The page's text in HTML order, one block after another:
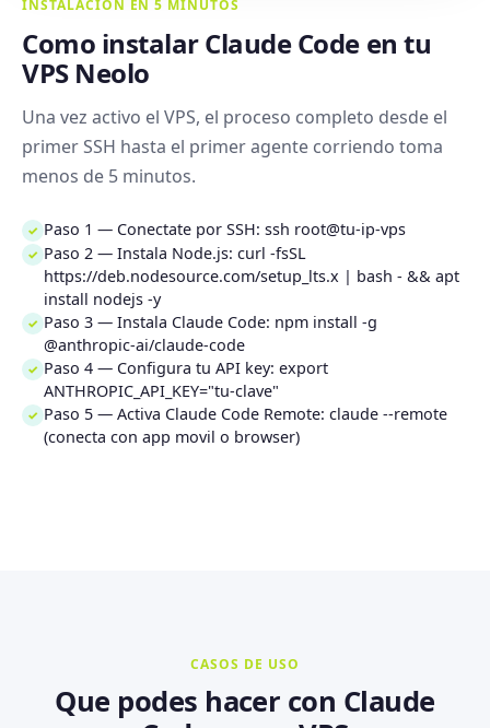
INSTALACION EN 5 MINUTOS
Como instalar Claude Code en tu
VPS Neolo
Una vez activo el VPS, el proceso completo desde el
primer SSH hasta el primer agente corriendo toma
menos de 5 minutos.
✓ Paso 1 — Conectate por SSH: ssh root@tu-ip-vps
✓ Paso 2 — Instala Node.js: curl -fsSL
https://deb.nodesource.com/setup_lts.x | bash - && apt
install nodejs -y
✓ Paso 3 — Instala Claude Code: npm install -g
@anthropic-ai/claude-code
✓ Paso 4 — Configura tu API key: export
ANTHROPIC_API_KEY="tu-clave"
✓ Paso 5 — Activa Claude Code Remote: claude --remote
(conecta con app movil o browser)
CASOS DE USO
Que podes hacer con Claude